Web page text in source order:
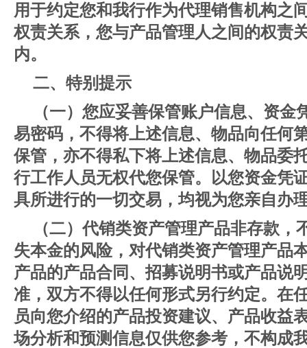
用于约定您和我行作为代理销售机构之
权责关系，您与产品管理人之间的权责
内。
二、特别提示
（一）您应妥善保管账户信息、资
易密码，不得将上述信息、物品向任何
保管，亦不得私下将上述信息、物品委
行工作人员无权代您保管。以您资金凭
具所进行的一切交易，均视为您亲自办
（二）代销类资产管理产品非存款
失本金的风险，对代销类资产管理产品
产品的产品合同、招募说明书或产品说
准，双方不得以任何形式另行约定。在
员向您介绍的产品投资建议、产品收益
场分析和预测信息仅供您参考，不构成